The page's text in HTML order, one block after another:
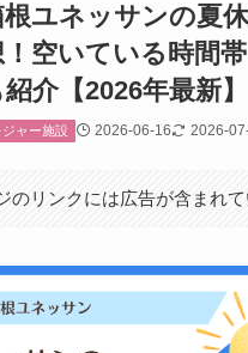
根ユネッサンの夏
空いている時間
紹介【2026年最新】
ジャー施設 2026-06-16 2026-
のリンクには広告が含まれて